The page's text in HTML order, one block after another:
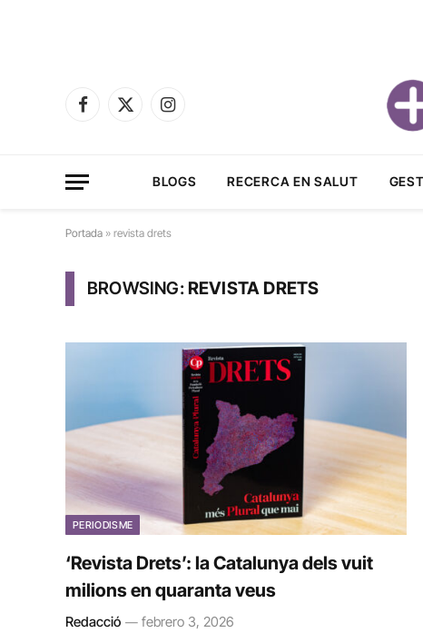
Facebook
X
Instagram
BLOGS RECERCA EN SALUT
Portada » revista drets
BROWSING:REVISTA DRETS
PERIODISME
‘Revista Drets’: la Catalunya dels vuit
milions en quaranta veus
Redacció febrero 3, 2026